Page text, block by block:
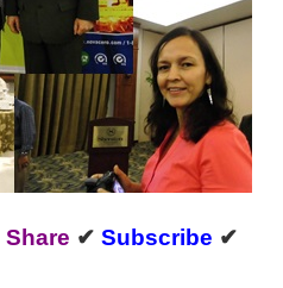
Share ✔ Subscribe ✔